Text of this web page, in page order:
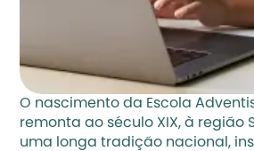
O nascimento da Escola
remonta ao século XIX, à região
uma longa tradição nacional,